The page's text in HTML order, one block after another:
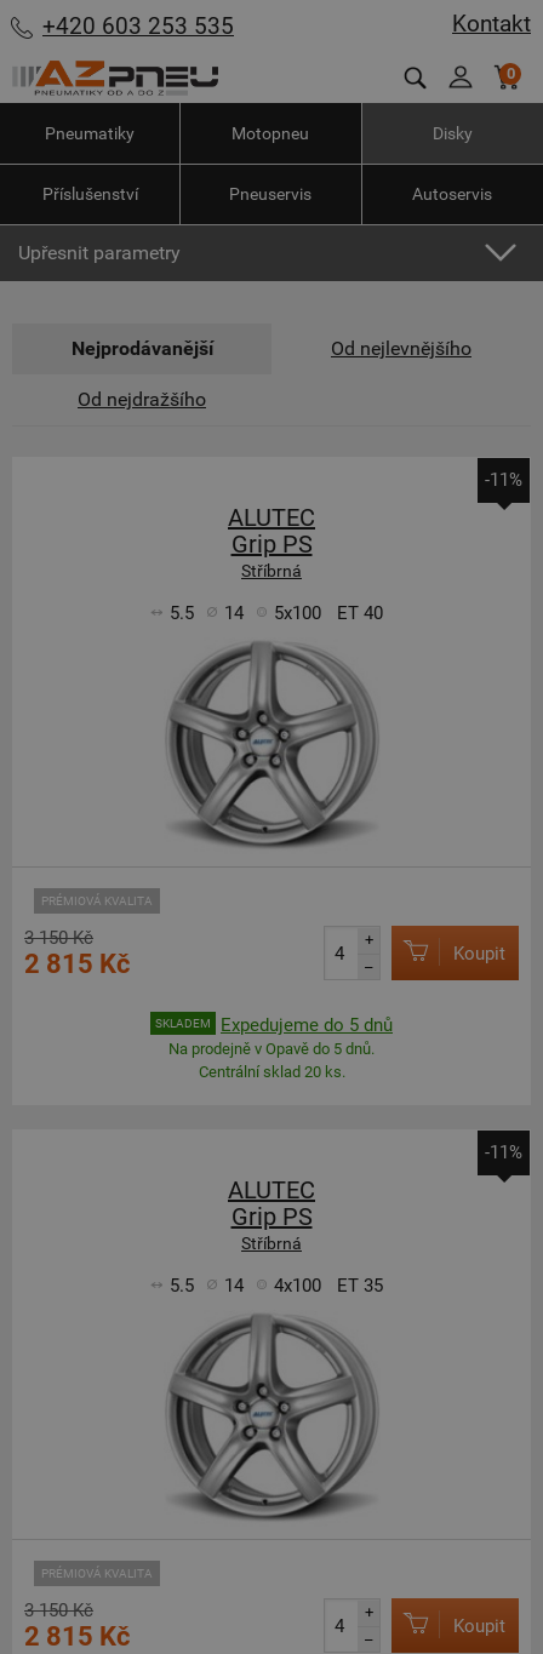
Kontakt
+420 603 253 535
0
Pneumatiky Motopneu Disky
Příslušenství Pneuservis Autoservis
Upřesnit parametry
Nejprodávanější Od nejlevnějšího
Od nejdražšího
-11%
ALUTEC
Grip PS
Stříbrná
5.5 14 5x100 ET 40
PRÉMIOVÁ KVALITA
3 150 Kč
2 815 Kč
+
–
Koupit
SKLADEM Expedujeme do 5 dnů
Na prodejně v Opavě do 5 dnů.
Centrální sklad 20 ks.
-11%
ALUTEC
Grip PS
Stříbrná
5.5 14 4x100 ET 35
PRÉMIOVÁ KVALITA
3 150 Kč
2 815 Kč
+
–
Koupit